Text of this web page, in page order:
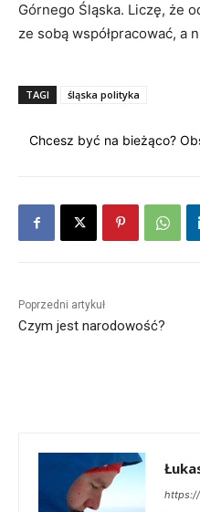
Górnego Śląska. Liczę, że
ze sobą współpracować, a
TAGI śląska polityka
Chcesz być na bieżąco?
Poprzedni artykuł
Czym jest narodowość?